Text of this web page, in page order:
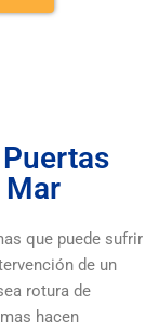
Mar
que puede sufrir
de un
rotura de
hacen